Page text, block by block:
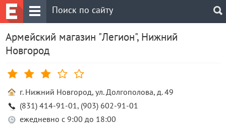
Армейский магазин "Легион", Нижний
Новгород
г. Нижний Новгород, ул. Долгополова, д. 49
(831) 414-91-01, (903) 602-91-01
ежедневно с 9:00 до 18:00